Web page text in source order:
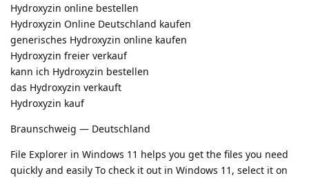
Hydroxyzin online bestellen
Hydroxyzin Online Deutschland kaufen
generisches Hydroxyzin online kaufen
Hydroxyzin freier verkauf
kann ich Hydroxyzin bestellen
das Hydroxyzin verkauft
Hydroxyzin kauf
Braunschweig — Deutschland
File Explorer in Windows 11 helps you get the files you need
quickly and easily To check it out in Windows 11, select it on